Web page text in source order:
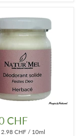
CHF
2.98 CHF / 10ml